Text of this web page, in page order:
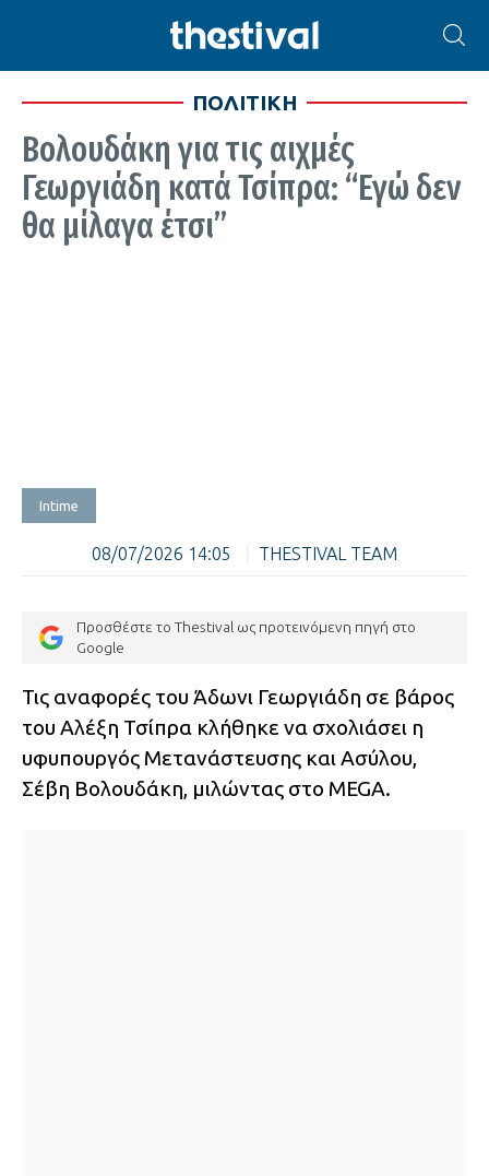
ΠΟΛΙΤΙΚΗ
Βολουδάκη για τις αιχμές
Γεωργιάδη κατά Τσίπρα: “Εγώ δεν
θα μίλαγα έτσι”
Intime
08/07/2026 14:05 THESTIVAL TEAM
Προσθέστε το Thestival ως προτεινόμενη πηγή στο
Google
Τις αναφορές του Άδωνι Γεωργιάδη σε βάρος
του Αλέξη Τσίπρα κλήθηκε να σχολιάσει η
υφυπουργός Μετανάστευσης και Ασύλου,
Σέβη Βολουδάκη, μιλώντας στο MEGA.